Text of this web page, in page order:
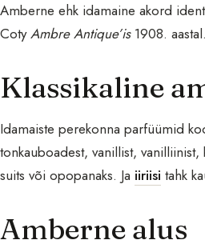
Amberne ehk idamaine akord
CotyAmbre Antique’is1908.
Klassikaline
Idamaiste perekonna parfüümid
tonkauboadest, vanillist,
suits või opopanaks. Ja iiriisi tahk
Amberne alus